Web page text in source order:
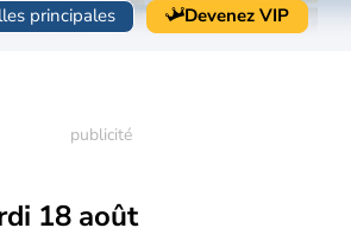
principales Devenez VIP
18 août